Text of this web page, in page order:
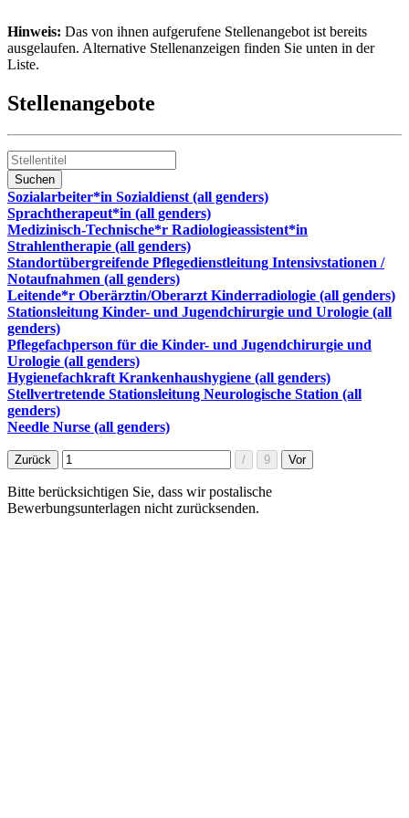
Hinweis: Das von ihnen aufgerufene Stellenangebot ist bereits
ausgelaufen. Alternative Stellenanzeigen finden Sie unten in der
Liste.
Stellenangebote
Sozialarbeiter*in Sozialdienst (all genders)
Sprachtherapeut*in (all genders)
Medizinisch-Technische*r Radiologieassistent*in
Strahlentherapie (all genders)
Standortübergreifende Pflegedienstleitung Intensivstationen /
Notaufnahmen (all genders)
Leitende*r Oberärztin/Oberarzt Kinderradiologie (all genders)
Stationsleitung Kinder- und Jugendchirurgie und Urologie (all
genders)
Pflegefachperson für die Kinder- und Jugendchirurgie und
Urologie (all genders)
Hygienefachkraft Krankenhaushygiene (all genders)
Stellvertretende Stationsleitung Neurologische Station (all
genders)
Needle Nurse (all genders)
Bitte berücksichtigen Sie, dass wir postalische
Bewerbungsunterlagen nicht zurücksenden.